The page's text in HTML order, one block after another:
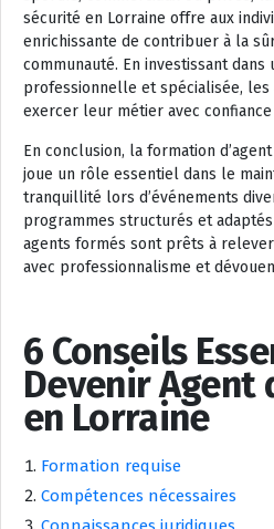
sécurité en Lorraine offre aux
enrichissante de contribuer à la
communauté. En investissant dans
professionnelle et spécialisée,
exercer leur métier avec
En conclusion, la formation
joue un rôle essentiel dans le
tranquillité lors d’événements
programmes structurés et
agents formés sont prêts à
avec professionnalisme et
6 Conseils
Devenir Agent
en Lorraine
Formation requise
Compétences nécessaires